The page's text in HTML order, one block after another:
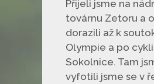
Přijeli jsme na
továrnu Zetoru a
dorazili až k
Olympie a po
Sokolnice. Tam
vyfotili jsme se v